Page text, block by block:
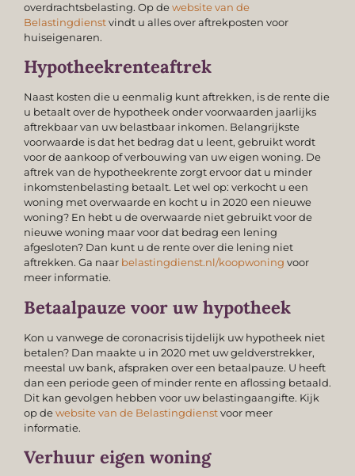
overdrachtsbelasting. Op dewebsite van de
Belastingdienstvindt u alles over aftrekposten voor
huiseigenaren.
Hypotheekrenteaftrek
Naast kosten die u eenmalig kunt aftrekken, is de rente die
u betaalt over de hypotheek onder voorwaarden jaarlijks
aftrekbaar van uw belastbaar inkomen. Belangrijkste
voorwaarde is dat het bedrag dat u leent, gebruikt wordt
voor de aankoop of verbouwing van uw eigen woning. De
aftrek van de hypotheekrente zorgt ervoor dat u minder
inkomstenbelasting betaalt. Let wel op: verkocht u een
woning met overwaarde en kocht u in 2020 een nieuwe
woning? En hebt u de overwaarde niet gebruikt voor de
nieuwe woning maar voor dat bedrag een lening
afgesloten? Dan kunt u de rente over die lening niet
aftrekken. Ga naar belastingdienst.nl/koopwoning voor
meer informatie.
Betaalpauze voor uw hypotheek
Kon u vanwege de coronacrisis tijdelijk uw hypotheek niet
betalen? Dan maakte u in 2020 met uw geldverstrekker,
meestal uw bank, afspraken over een betaalpauze. U heeft
dan een periode geen of minder rente en aflossing betaald.
Dit kan gevolgen hebben voor uw belastingaangifte. Kijk
op dewebsite van de Belastingdienstvoor meer
informatie.
Verhuur eigen woning